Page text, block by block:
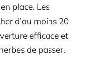
place. Les
d’au moins 20
efficace et
de passer.